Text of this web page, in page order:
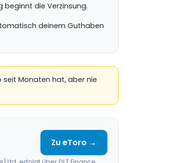
beginnt die Verzinsung.
deinem Guthaben
seit Monaten hat, aber nie
Zu eToro →